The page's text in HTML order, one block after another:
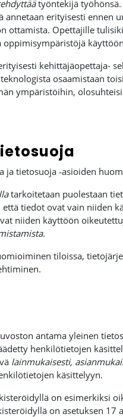
työntekijä
erityisesti ennen
ottamista. Opettajille
kehittäjäopettaja-
osaamistaan
ympäristöihin,
tietosuoja ‑asioiden
tarkoitetaan puolestaan
tiedot ovat vain niiden
niiden käyttöön
.
tiloissa,
antama yleinen
henkilötietojen
lainmukaisesti,
käsittelyyn.
on esimerkiksi
on asetuksen